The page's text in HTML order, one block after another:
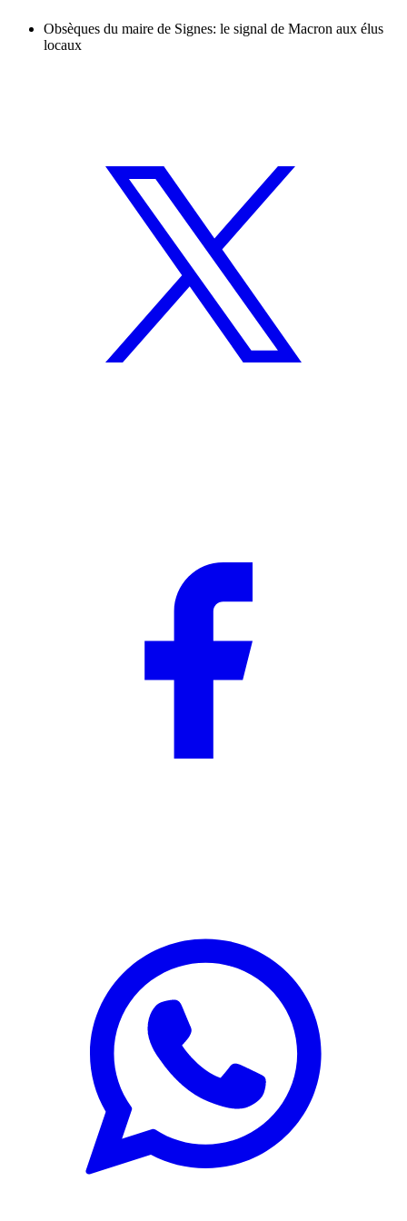
Obsèques du maire de Signes: le signal de Macron aux élus
locaux